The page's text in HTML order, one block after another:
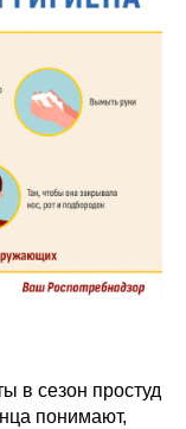
в сезон простуд
понимают,